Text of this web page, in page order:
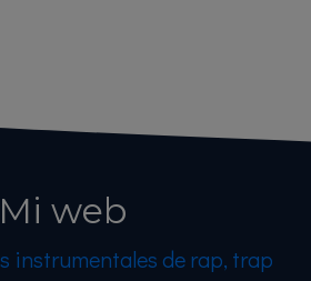
Mi web
instrumentales de rap, trap